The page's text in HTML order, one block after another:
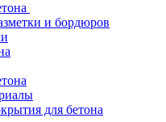
и бордюров
для бетона